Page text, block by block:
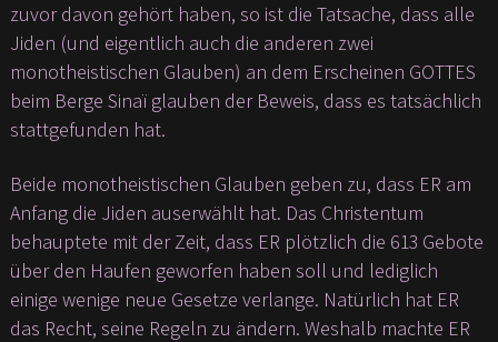
zuvor davon gehört haben, so ist die Tatsache, dass alle
Jiden (und eigentlich auch die anderen zwei
monotheistischen Glauben) an dem Erscheinen GOTTES
beim Berge Sinaï glauben der Beweis, dass es tatsächlich
stattgefunden hat.
Beide monotheistischen Glauben geben zu, dass ER am
Anfang die Jiden auserwählt hat. Das Christentum
behauptete mit der Zeit, dass ER plötzlich die 613 Gebote
über den Haufen geworfen haben soll und lediglich
einige wenige neue Gesetze verlange. Natürlich hat ER
das Recht, seine Regeln zu ändern. Weshalb machte ER